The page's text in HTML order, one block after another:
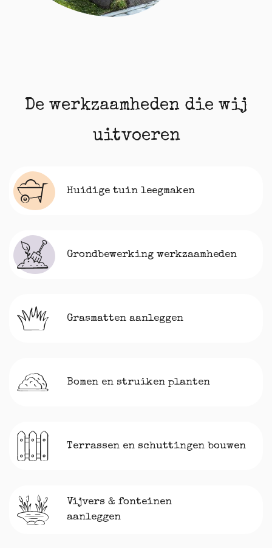
De werkzaamheden die wij
uitvoeren
Huidige tuin leegmaken
Grondbewerking werkzaamheden
Grasmatten aanleggen
Bomen en struiken planten
Terrassen en schuttingen bouwen
Vijvers & fonteinen
aanleggen